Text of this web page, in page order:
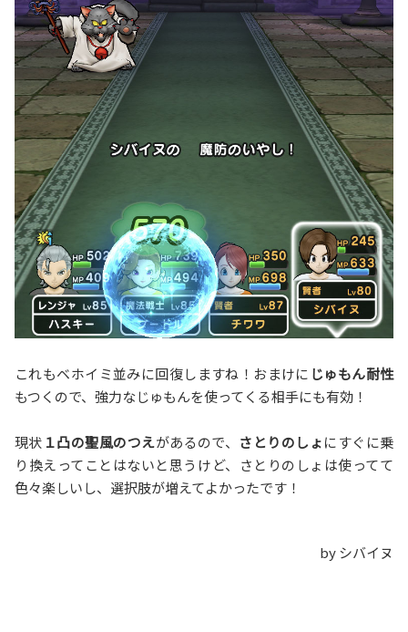
これもベホイミ並みに回復しますね！おまけに じゅもん耐性
もつくので、強力なじゅもんを使ってくる相手にも有効！
現状 １凸の聖風のつえがあるので、 さとりのしょにすぐに乗
り換えってことはないと思うけど、さとりのしょは使ってて
色々楽しいし、選択肢が増えてよかったです！
by シバイヌ